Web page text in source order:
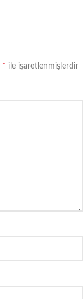
* ile işaretlenmişlerdir